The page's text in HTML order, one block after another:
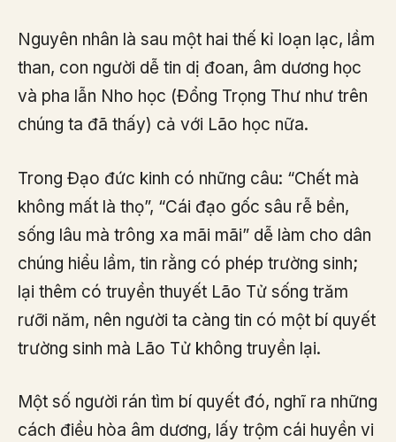
Nguyên nhân là sau một hai thế kỉ loạn lạc, lầm
than, con người dễ tin dị đoan, âm dương học
và pha lẫn Nho học (Đổng Trọng Thư như trên
chúng ta đã thấy) cả với Lão học nữa.
Trong Đạo đức kinh có những câu: “Chết mà
không mất là thọ”, “Cái đạo gốc sâu rễ bền,
sống lâu mà trông xa mãi mãi” dễ làm cho dân
chúng hiểu lầm, tin rằng có phép trường sinh;
lại thêm có truyền thuyết Lão Tử sống trăm
rưỡi năm, nên người ta càng tin có một bí quyết
trường sinh mà Lão Tử không truyền lại.
Một số người rán tìm bí quyết đó, nghĩ ra những
cách điều hòa âm dương, lấy trộm cái huyền vi